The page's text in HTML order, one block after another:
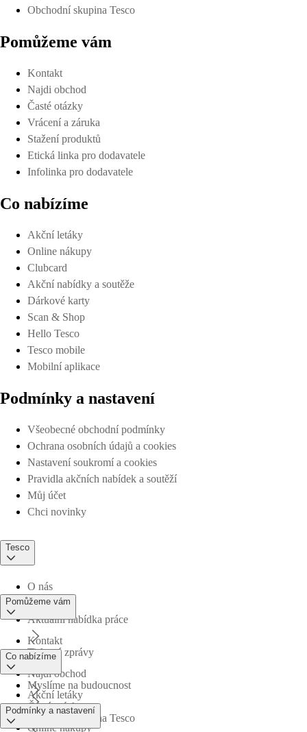
Obchodní skupina Tesco
Pomůžeme vám
Kontakt
Najdi obchod
Časté otázky
Vrácení a záruka
Stažení produktů
Etická linka pro dodavatele
Infolinka pro dodavatele
Co nabízíme
Akční letáky
Online nákupy
Clubcard
Akční nabídky a soutěže
Dárkové karty
Scan & Shop
Hello Tesco
Tesco mobile
Mobilní aplikace
Podmínky a nastavení
Všeobecné obchodní podmínky
Ochrana osobních údajů a cookies
Nastavení soukromí a cookies
Pravidla akčních nabídek a soutěží
Můj účet
Chci novinky
Tesco
O nás
Aktuální nabídka práce
Tiskové zprávy
Myslíme na budoucnost
Obchodní skupina Tesco
Pomůžeme vám
Kontakt
Najdi obchod
Časté otázky
Co nabízíme
Akční letáky
Online nákupy
Podmínky a nastavení